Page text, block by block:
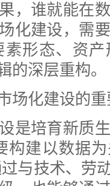
，谁就能在
化建设，需
形态、资
的深层重构。
化建设的重
培育新质生
构建以数据
与技术、劳